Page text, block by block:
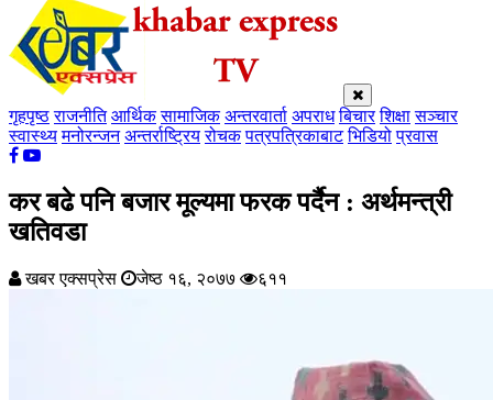
गृहपृष्ठ राजनीति आर्थिक सामाजिक अन्तरवार्ता अपराध बिचार शिक्षा सञ्चार
स्वास्थ्य मनोरन्जन अन्तर्राष्ट्रिय रोचक पत्रपत्रिकाबाट भिडियो प्रवास
कर बढे पनि बजार मूल्यमा फरक पर्दैन : अर्थमन्त्री
खतिवडा
खबर एक्सप्रेस जेष्ठ १६, २०७७ ६११